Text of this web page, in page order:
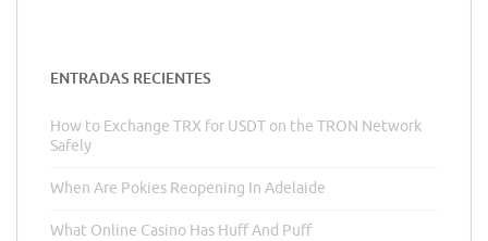
ENTRADAS RECIENTES
How to Exchange TRX for USDT on the TRON Network
Safely
When Are Pokies Reopening In Adelaide
What Online Casino Has Huff And Puff